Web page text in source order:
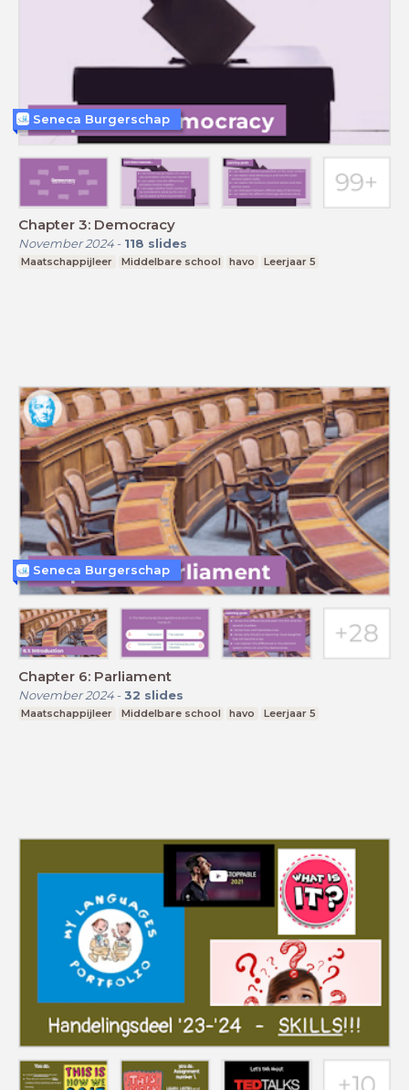
Chapter 3: Democracy
November 2024- 118 slides
Maatschappijleer Middelbare school havo Leerjaar 5
Seneca Burgerschap
Chapter 6: Parliament
November 2024- 32 slides
Maatschappijleer Middelbare school havo Leerjaar 5
Seneca Burgerschap